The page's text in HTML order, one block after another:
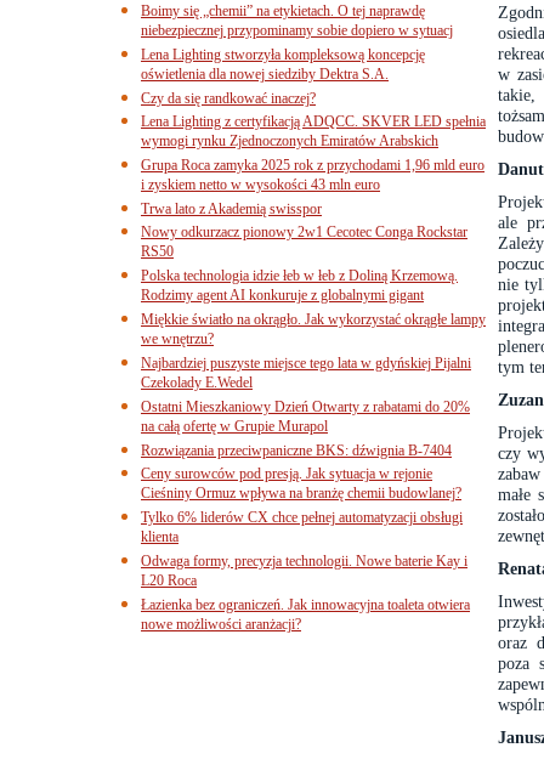
w
takie,
ale
nie
tym
czy
małe
oraz
poza
Boimy się „chemii” na etykietach. O tej naprawdę
niebezpiecznej przypominamy sobie dopiero w sytuacj
Lena Lighting stworzyła kompleksową koncepcję
oświetlenia dla nowej siedziby Dektra S.A.
Czy da się randkować inaczej?
Lena Lighting z certyfikacją ADQCC. SKVER LED spełnia
wymogi rynku Zjednoczonych Emiratów Arabskich
Grupa Roca zamyka 2025 rok z przychodami 1,96 mld euro
i zyskiem netto w wysokości 43 mln euro
Trwa lato z Akademią swisspor
Nowy odkurzacz pionowy 2w1 Cecotec Conga Rockstar
RS50
Polska technologia idzie łeb w łeb z Doliną Krzemową.
Rodzimy agent AI konkuruje z globalnymi gigant
Miękkie światło na okrągło. Jak wykorzystać okrągłe lampy
we wnętrzu?
Najbardziej puszyste miejsce tego lata w gdyńskiej Pijalni
Czekolady E.Wedel
Ostatni Mieszkaniowy Dzień Otwarty z rabatami do 20%
na całą ofertę w Grupie Murapol
Rozwiązania przeciwpaniczne BKS: dźwignia B-7404
Ceny surowców pod presją. Jak sytuacja w rejonie
Cieśniny Ormuz wpływa na branżę chemii budowlanej?
Tylko 6% liderów CX chce pełnej automatyzacji obsługi
klienta
Odwaga formy, precyzja technologii. Nowe baterie Kay i
L20 Roca
Łazienka bez ograniczeń. Jak innowacyjna toaleta otwiera
nowe możliwości aranżacji?